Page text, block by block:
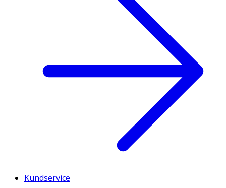
Kundservice